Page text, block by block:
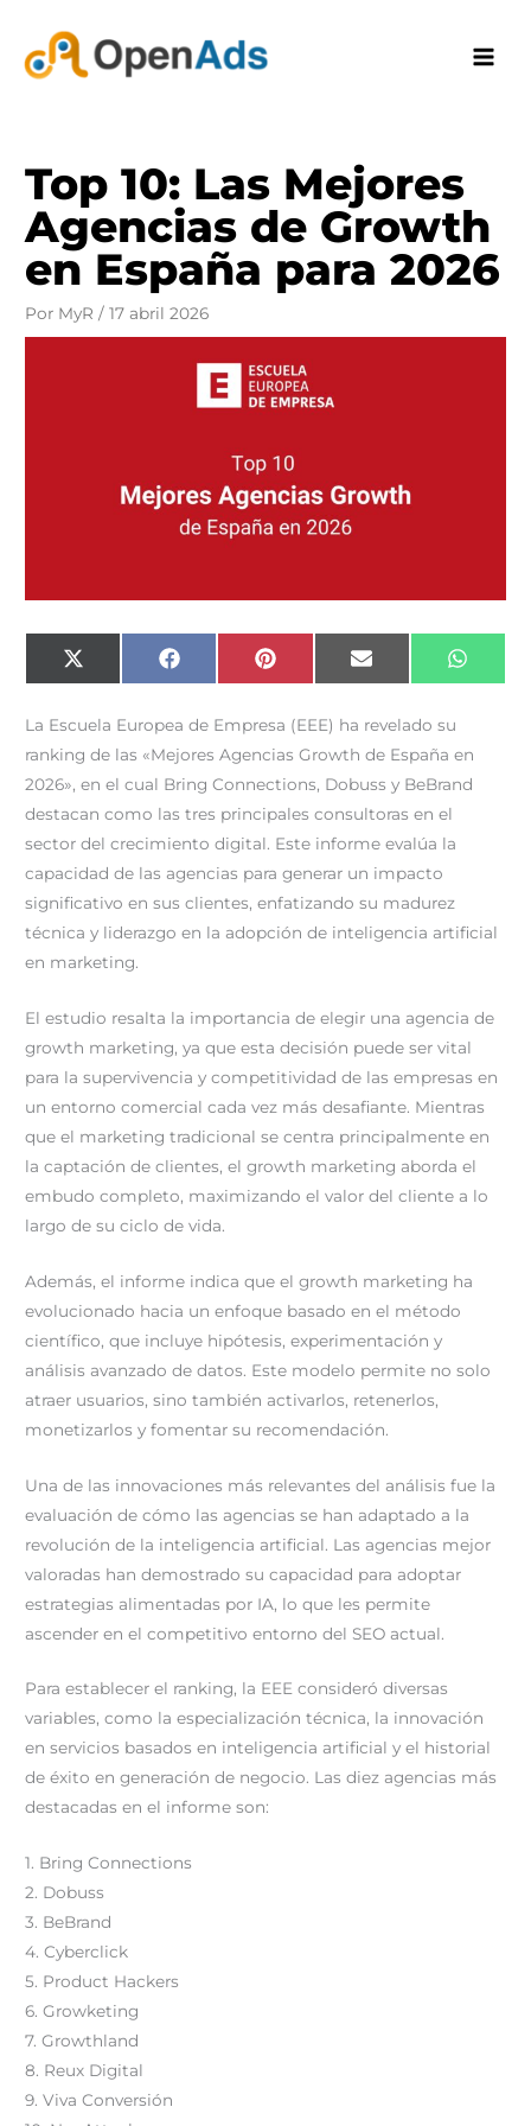
contenido
Top 10: Las Mejores
Agencias de Growth
en España para 2026
Por MyR/17 abril 2026
Compartir
en
X
(
i
t
r
Compartir
en
F
a
b
o
Compartir
en
P
i
e
e
t
Compartir
en
E
m
l
en
W
h
p
La Escuela Europea de Empresa (EEE) ha revelado su
ranking de las «Mejores Agencias Growth de España en
2026», en el cual Bring Connections, Dobuss y BeBrand
destacan como las tres principales consultoras en el
sector del crecimiento digital. Este informe evalúa la
capacidad de las agencias para generar un impacto
significativo en sus clientes, enfatizando su madurez
técnica y liderazgo en la adopción de inteligencia artificial
en marketing.
El estudio resalta la importancia de elegir una agencia de
growth marketing, ya que esta decisión puede ser vital
para la supervivencia y competitividad de las empresas en
un entorno comercial cada vez más desafiante. Mientras
que el marketing tradicional se centra principalmente en
la captación de clientes, el growth marketing aborda el
embudo completo, maximizando el valor del cliente a lo
largo de su ciclo de vida.
Además, el informe indica que el growth marketing ha
evolucionado hacia un enfoque basado en el método
científico, que incluye hipótesis, experimentación y
análisis avanzado de datos. Este modelo permite no solo
atraer usuarios, sino también activarlos, retenerlos,
monetizarlos y fomentar su recomendación.
Una de las innovaciones más relevantes del análisis fue la
evaluación de cómo las agencias se han adaptado a la
revolución de la inteligencia artificial. Las agencias mejor
valoradas han demostrado su capacidad para adoptar
estrategias alimentadas por IA, lo que les permite
ascender en el competitivo entorno del SEO actual.
Para establecer el ranking, la EEE consideró diversas
variables, como la especialización técnica, la innovación
en servicios basados en inteligencia artificial y el historial
de éxito en generación de negocio. Las diez agencias más
destacadas en el informe son:
1. Bring Connections
2. Dobuss
3. BeBrand
4. Cyberclick
5. Product Hackers
6. Growketing
7. Growthland
8. Reux Digital
9. Viva Conversión